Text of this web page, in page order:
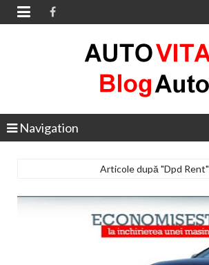

Navigation
Articole după "Dpd Rent"